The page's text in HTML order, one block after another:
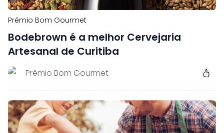
Prêmio Bom Gourmet
Bodebrown é a melhor Cervejaria
Artesanal de Curitiba
Prêmio Bom Gourmet